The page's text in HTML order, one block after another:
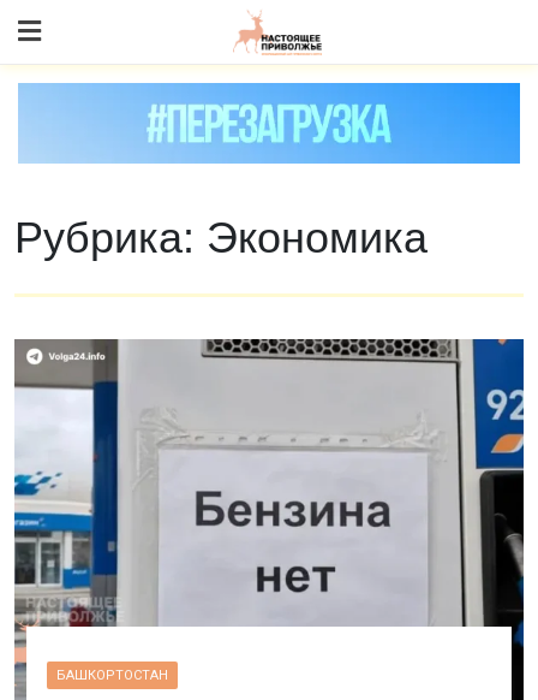
to content
Рубрика: Экономика
БАШКОРТОСТАН